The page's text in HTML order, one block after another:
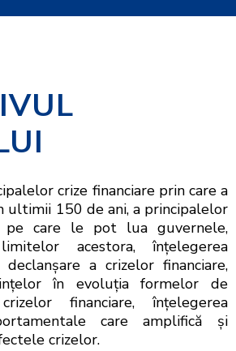
crize financiare prin care a
ultimii 150 de ani, a principalelor
pe care le pot lua guvernele,
acestora, înțelegerea
a crizelor financiare,
în evoluția formelor de
financiare, înțelegerea
care amplifică și
crizelor.